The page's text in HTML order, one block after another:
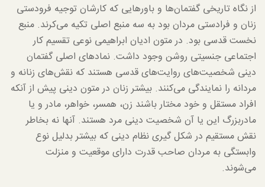
از نگاه تاریخی گفتمان‌ها و باورهایی که کارشان توجیه فرودستی
زنان و فرادستی مردان بود به سه منبع اصلی تکیه می‌کرند. منبع
نخست قدسی بود. در متون ادیان ابراهیمی نوعی تقسیم کار
اجتماعی جنسیتی روشن وجود داشت. نمادهای اصلی گفتمان
دینی شخصیت‌های روایت‌های قدسی هستند که نقش‌های زنانه و
مردانه را نمایندگی می‌کنند. بیشتر زنان در متون دینی پیش از آنکه
افراد مستقل و خود مختار باشند زن، همسر، خواهر، مادر و یا
مادربزرگ این یا آن شخصیت دینی مرد هستند. آنها نه بخاطر
نقش مستقیم در شکل گیری نظام دینی که بیشتر بدلیل نوع
وابستگی به مردان صاحب قدرت دارای موقعیت و منزلت
می‌شوند.